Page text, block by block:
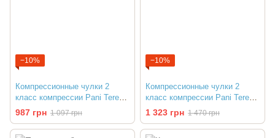
−10%
Компрессионные чулки 2
класс компрессии Pani Teresa
Classic PT-0403
987 грн 1 097 грн
−10%
Компрессионные чулки 2
класс компрессии Pani Teresa
Premium PT-0462
1 323 грн 1 470 грн